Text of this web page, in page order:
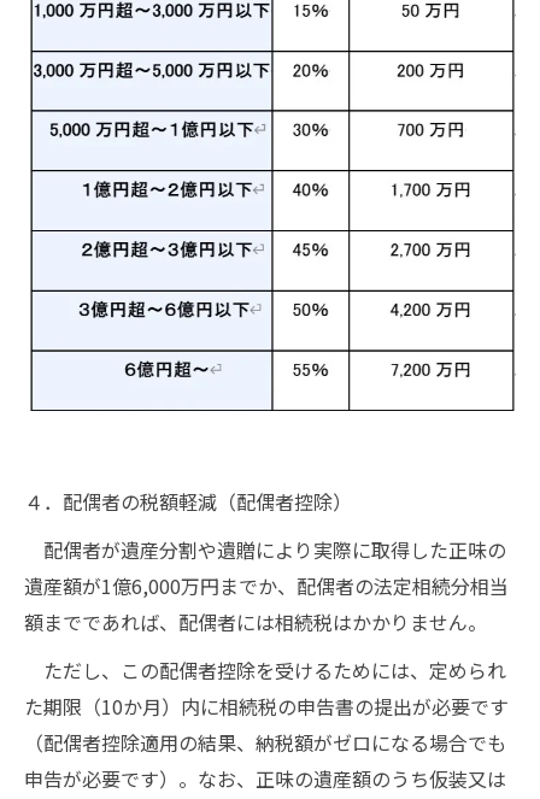
４．配偶者の税額軽減（配偶者控除）
配偶者が遺産分割や遺贈により実際に取得した正味の
遺産額が1億6,000万円までか、配偶者の法定相続分相当
額までであれば、配偶者には相続税はかかりません。
ただし、この配偶者控除を受けるためには、定められ
た期限（10か月）内に相続税の申告書の提出が必要です
（配偶者控除適用の結果、納税額がゼロになる場合でも
申告が必要です）。なお、正味の遺産額のうち仮装又は